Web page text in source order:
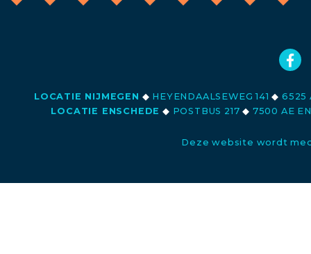
LOCATIE NIJMEGEN ◆ HEYENDAALSEWEG 141◆ 6525
LOCATIE ENSCHEDE ◆ POSTBUS 217◆ 7500 AE
Deze website wordt